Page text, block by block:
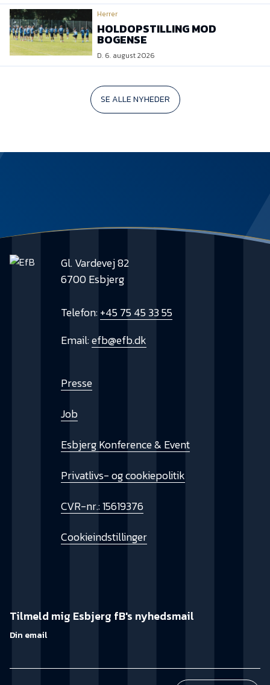
Herrer
HOLDOPSTILLING MOD
BOGENSE
D. 6. august 2026
SE ALLE NYHEDER
Gl. Vardevej 82
6700 Esbjerg
Telefon:+45 75 45 33 55
Email:efb@efb.dk
Presse
Job
Esbjerg Konference & Event
Privatlivs- og cookiepolitik
CVR-nr.: 15619376
Cookieindstillinger
Tilmeld mig Esbjerg fB's nyhedsmail
Din email